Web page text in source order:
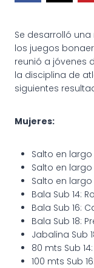
Se desarrolló
los juegos
reunió a jóvenes
la disciplina de
siguientes
Mujeres:
Salto en largo
Salto en largo
Salto en largo
Bala Sub 14:
Bala Sub 16:
Bala Sub 18:
Jabalina Sub
80 mts Sub
100 mts Sub